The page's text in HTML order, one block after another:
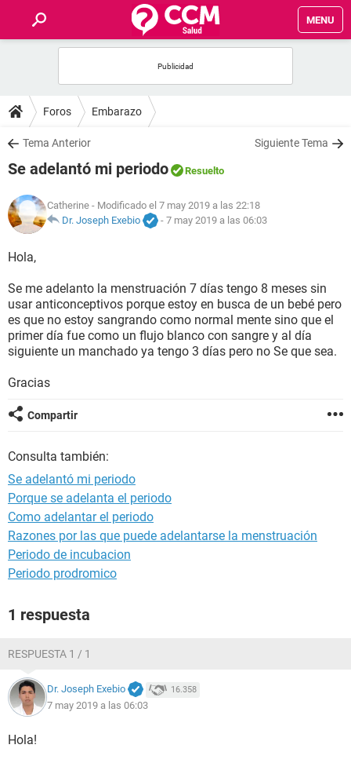
MENU
FOROS
SALUD
NUTRICIÓN
BIENESTAR
SEXUALIDAD
GLOSARIO
Foros Embarazo
Tema Anterior Siguiente Tema
Se adelantó mi periodo Resuelto
Catherine - Modificado el 7 may 2019 a las 22:18
Dr. Joseph Exebio
- 7 may 2019 a las 06:03
Hola,
Se me adelanto la menstruación 7 días tengo 8 meses sin
usar anticonceptivos porque estoy en busca de un bebé pero
es que no estoy sangrando como normal mente sino que el
primer día fue como un flujo blanco con sangre y al día
siguiente un manchado ya tengo 3 días pero no Se que sea.
Gracias
Compartir
Consulta también:
Se adelantó mi periodo
Porque se adelanta el periodo
Como adelantar el periodo
Razones por las que puede adelantarse la menstruación
Periodo de incubacion
Periodo prodromico
1 respuesta
RESPUESTA 1 / 1
Dr. Joseph Exebio 16.358
7 may 2019 a las 06:03
Hola!